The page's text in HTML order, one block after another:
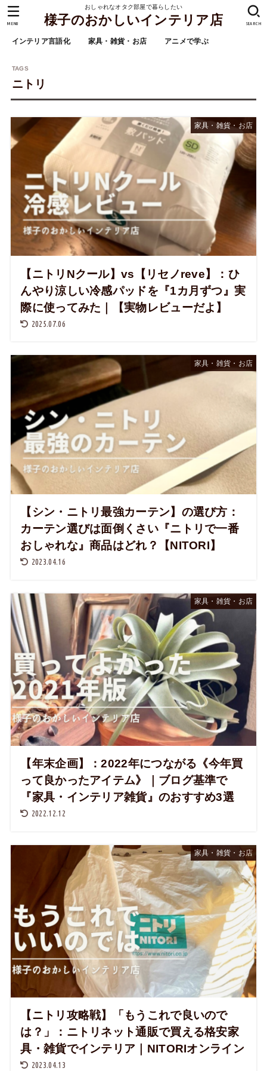
おしゃれなオタク部屋で暮らしたい
様子のおかしいインテリア店
インテリア言語化 家具・雑貨・お店 アニメで学ぶ
SEARCH
MENU
ニトリ
家具・雑貨・お店
【ニトリNクール】vs【リセノreve】：ひ
んやり涼しい冷感パッドを『1カ月ずつ』実
際に使ってみた｜【実物レビューだよ】
2025.07.06
家具・雑貨・お店
【シン・ニトリ最強カーテン】の選び方：
カーテン選びは面倒くさい『ニトリで一番
おしゃれな』商品はどれ？【NITORI】
2023.04.16
家具・雑貨・お店
【年末企画】：2022年につながる《今年買
って良かったアイテム》｜ブログ基準で
『家具・インテリア雑貨』のおすすめ3選
2022.12.12
家具・雑貨・お店
【ニトリ攻略戦】「もうこれで良いので
は？」：ニトリネット通販で買える格安家
具・雑貨でインテリア｜NITORIオンライン
2023.04.13